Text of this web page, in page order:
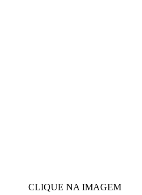
CLIQUE NA IMAGEM